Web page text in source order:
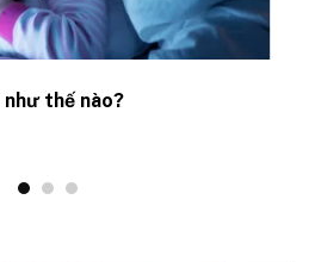
như thế nào?